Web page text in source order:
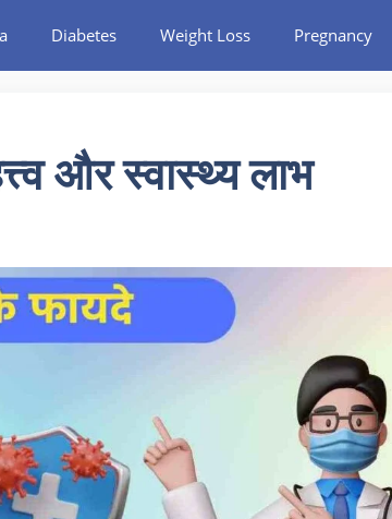
Diabetes Weight Loss Pregnancy
और स्वास्थ्य लाभ